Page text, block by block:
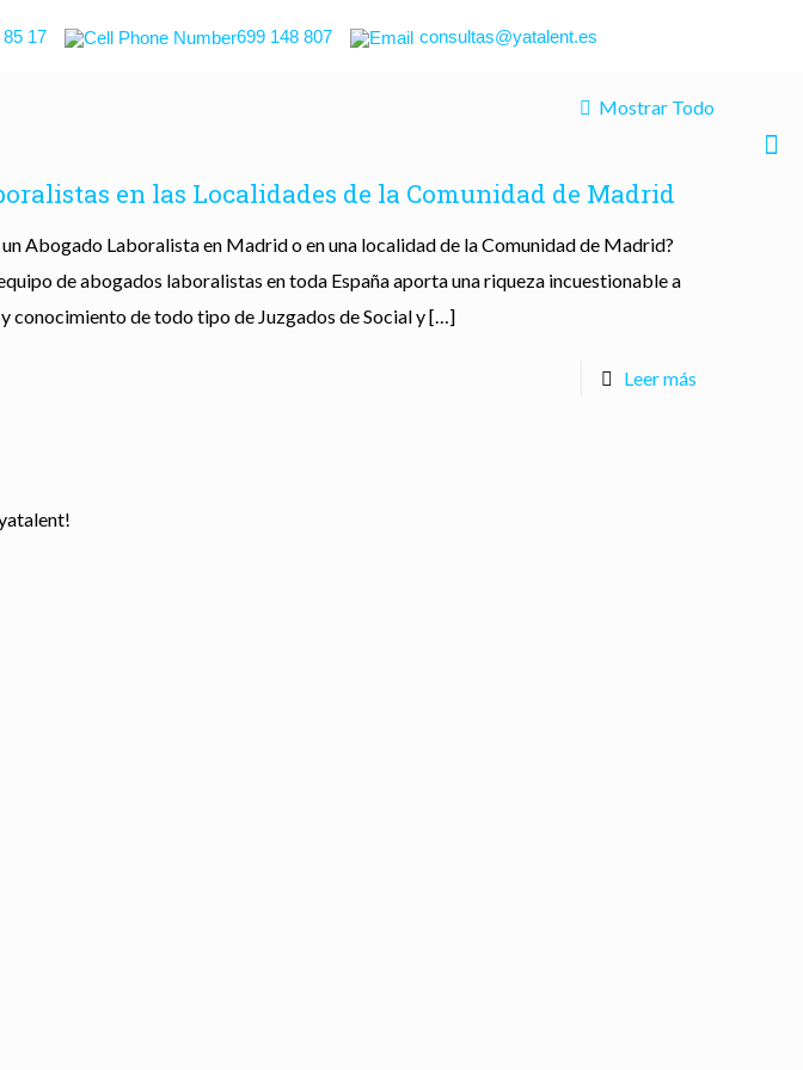
17 699 148 807 consultas@yatalent.es
Mostrar Todo
en las Localidades de la Comunidad de Madrid
Abogado Laboralista en Madrid o en una localidad de la Comunidad de Madrid?
de abogados laboralistas en toda España aporta una riqueza incuestionable a
conocimiento de todo tipo de Juzgados de Social y[…]
Leer más